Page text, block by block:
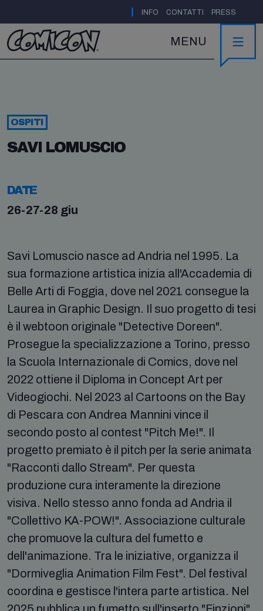
INFO CONTATTI PRESS
MENU
OSPITI
SAVI LOMUSCIO
DATE
26-27-28 giu
Savi Lomuscio nasce ad Andria nel 1995. La
sua formazione artistica inizia all'Accademia di
Belle Arti di Foggia, dove nel 2021 consegue la
Laurea in Graphic Design. Il suo progetto di tesi
è il webtoon originale "Detective Doreen".
Prosegue la specializzazione a Torino, presso
la Scuola Internazionale di Comics, dove nel
2022 ottiene il Diploma in Concept Art per
Videogiochi. Nel 2023 al Cartoons on the Bay
di Pescara con Andrea Mannini vince il
secondo posto al contest "Pitch Me!". Il
progetto premiato è il pitch per la serie animata
"Racconti dallo Stream". Per questa
produzione cura interamente la direzione
visiva. Nello stesso anno fonda ad Andria il
"Collettivo KA-POW!". Associazione culturale
che promuove la cultura del fumetto e
dell'animazione. Tra le iniziative, organizza il
"Dormiveglia Animation Film Fest". Del festival
coordina e gestisce l'intera parte artistica. Nel